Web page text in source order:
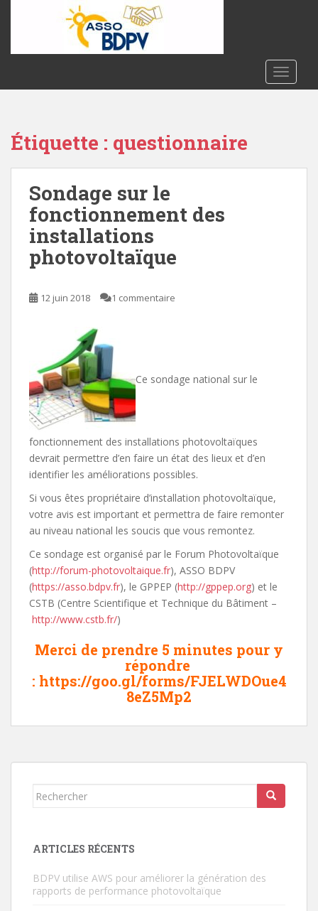
o
Étiquette : questionnaire
Sondage sur le
fonctionnement des
installations
photovoltaïque
12 juin 2018 1 commentaire
Ce sondage national sur le
fonctionnement des installations photovoltaïques
devrait permettre d’en faire un état des lieux et d’en
identifier les améliorations possibles.
Si vous êtes propriétaire d’installation photovoltaïque,
votre avis est important et permettra de faire remonter
au niveau national les soucis que vous remontez.
Ce sondage est organisé par le Forum Photovoltaïque
(http://forum-photovoltaique.fr), ASSO BDPV
(https://asso.bdpv.fr), le GPPEP (http://gppep.org) et le
CSTB (Centre Scientifique et Technique du Bâtiment –
http://www.cstb.fr/)
Merci de prendre 5 minutes pour y
répondre
: https://goo.gl/forms/FJELWDOue4
8eZ5Mp2
Rechercher...
ARTICLES RÉCENTS
BDPV utilise AWS pour améliorer la génération des
rapports de performance photovoltaïque